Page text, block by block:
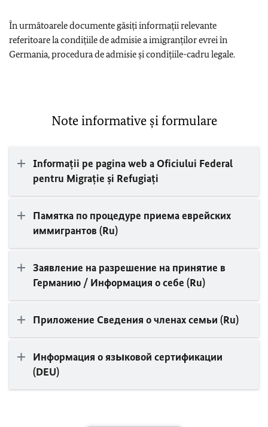
În următoarele documente găsiţi informaţii relevante
referitoare la condiţiile de admisie a imigranţilor evrei în
Germania, procedura de admisie şi condiţiile-cadru legale.
Note informative şi formulare
Informaţii pe pagina web a Oficiului Federal
pentru Migraţie şi Refugiaţi
Памятка по процедуре приема еврейских
иммигрантов (Ru)
Заявление на разрешение на принятие в
Германию / Информация о себе (Ru)
Приложение Сведения о членах семьи (Ru)
Информация о языковой сертификации
(DEU)